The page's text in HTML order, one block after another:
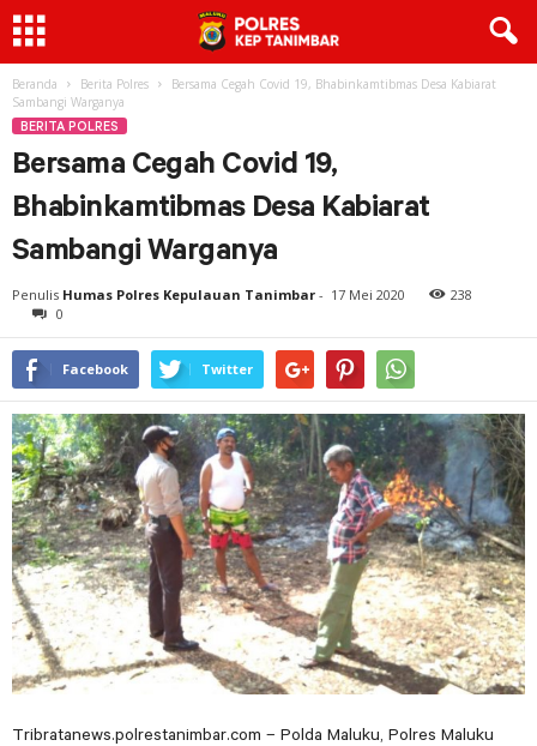
Beranda Berita Polres
Bersama Cegah Covid 19, Bhabinkamtibmas Desa Kabiarat
Sambangi Warganya
BERITA POLRES
Bersama Cegah Covid 19,
Bhabinkamtibmas Desa Kabiarat
Sambangi Warganya
Penulis Humas Polres Kepulauan Tanimbar - 17 Mei 2020
238
0
Facebook Twitter
Tribratanews.polrestanimbar.com – Polda Maluku, Polres Maluku